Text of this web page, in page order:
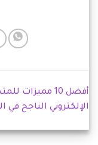
أفضل 10 مميزات
الإلكتروني الناجح في